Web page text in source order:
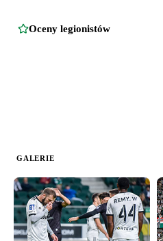
Oceny legionistów
GALERIE